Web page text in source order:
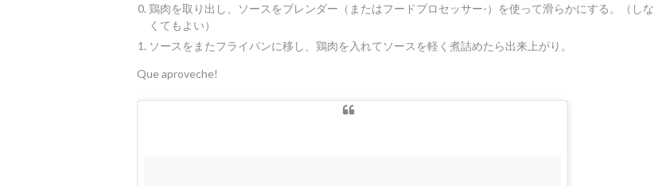
鶏肉を取り出し、ソースをブレンダー（またはフードプロセッサー-）を使って滑らかにする。（しな
くてもよい）
ソースをまたフライパンに移し、鶏肉を入れてソースを軽く煮詰めたら出来上がり。
Que aproveche!